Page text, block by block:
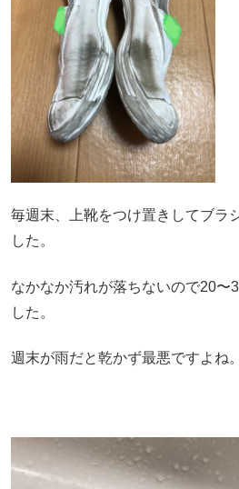
毎週末、上靴をつけ置きしてブラ
した。
なかなか汚れが落ちないので20〜
した。
週末が雨だと乾かず最悪ですよね。